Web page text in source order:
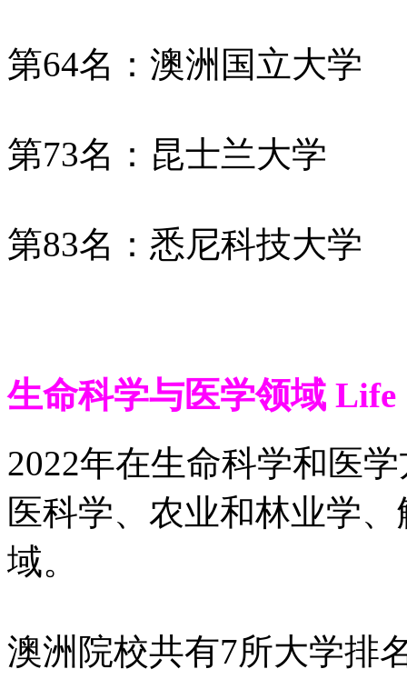
第64名：澳洲国立大学
第73名：昆士兰大学
第83名：悉尼科技大学
生命科学与医学领域 Life
2022年在生命科学和医
医科学、农业和林业学
域。
澳洲院校共有7所大学排